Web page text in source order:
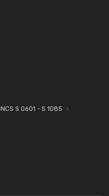
NCS S 0601 - S 1085